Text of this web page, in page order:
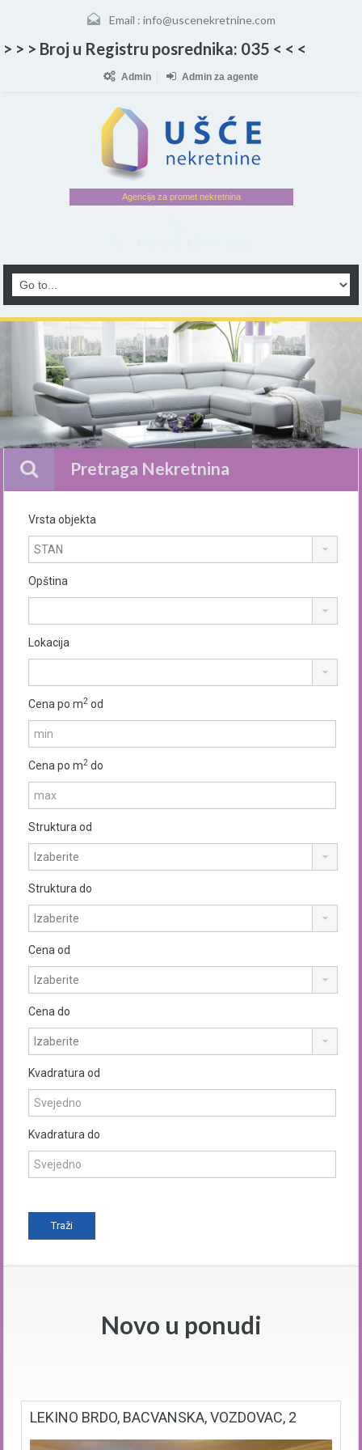
Email : info@uscenekretnine.com
> > > Broj u Registru posrednika: 035 < < <
Admin Admin za agente
Agencija za promet nekretnina
Pretraga Nekretnina
Vrsta objekta
Opština
Lokacija
Cena po m2 od
Cena po m2 do
Struktura od
Struktura do
Cena od
Cena do
Kvadratura od
Kvadratura do
Novo u ponudi
LEKINO BRDO, BACVANSKA, VOZDOVAC, 2